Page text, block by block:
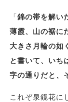
「錦の帯を解い
薄霞、山の裾に
大きさ月輪の如
と書いて、いち
字の通りだと、
これぞ泉鏡花に